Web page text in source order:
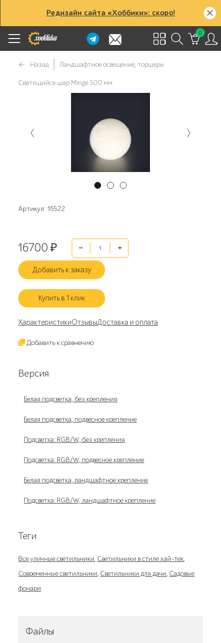
Редизайн сайта «Хоббики»: скоро!
0
Назад Ландшафтное освещение, торшеры
Светящийся шар Minge 500 мм
Артикул: 16522
16700 ₽
Добавить к заказу
Купить в 1 клик
ХарактеристикиОтзывыДоставка и оплата
Добавить к сравнению
Версия
Белая подсветка, без крепления
Белая подсветка, подвесное крепление
Подсветка: RGB/W, без крепления
Подсветка: RGB/W, подвесное крепление
Белая подсветка, ландшафтное крепление
Подсветка: RGB/W, ландшафтное крепление
Теги
Все уличные светильники, Светильники в стиле хай-тек,
Современные светильники, Светильники для дачи, Садовые
фонари
Файлы